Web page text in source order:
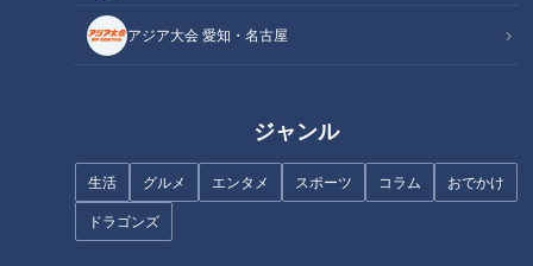
アジア大会 愛知・名古屋
ジャンル
生活 グルメ エンタメ スポーツ コラム おでかけ
ドラゴンズ
婚活プロフィールの正解は「盛
らないこと」 プロが教える婚
活で差がつくプロフィールの作
若い世代が増えている？「最後